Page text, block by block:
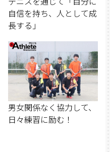
自信を持ち、人として成
長する」
男女関係なく協力して、
日々練習に励む！